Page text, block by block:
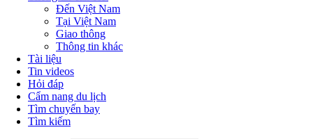
Đến Việt Nam
Tại Việt Nam
Giao thông
Thông tin khác
Tài liệu
Tin videos
Hỏi đáp
Cẩm nang du lịch
Tìm chuyến bay
Tìm kiếm